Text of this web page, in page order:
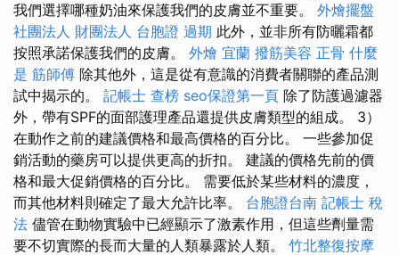
我們選擇哪種奶油來保護我們的皮膚並不重要。 外燴擺盤
社團法人 財團法人 台胞證 過期 此外，並非所有防曬霜都
按照承諾保護我們的皮膚。 外燴 宜蘭 撥筋美容 正骨 什麼
是 筋師傅 除其他外，這是從有意識的消費者關聯的產品測
試中揭示的。 記帳士 查榜 seo保證第一頁 除了防護過濾器
外，帶有SPF的面部護理產品還提供皮膚類型的組成。 3）
在動作之前的建議價格和最高價格的百分比。 一些參加促
銷活動的藥房可以提供更高的折扣。 建議的價格先前的價
格和最大促銷價格的百分比。 需要低於某些材料的濃度，
而其他材料則確定了最大允許比率。 台胞證台南 記帳士 稅
法 儘管在動物實驗中已經顯示了激素作用，但這些劑量需
要不切實際的長而大量的人類暴露於人類。 竹北整復按摩